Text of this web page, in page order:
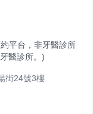
平台，非牙醫診所
醫診所。)
街24號3樓